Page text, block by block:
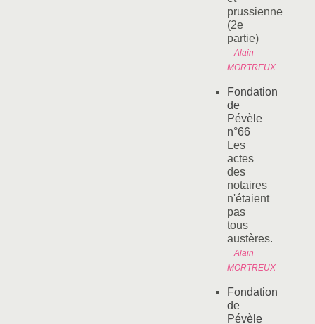
prussienne
(2e
partie)
Alain
MORTREUX
Fondation
de
Pévèle
n°66
Les
actes
des
notaires
n'étaient
pas
tous
austères.
Alain
MORTREUX
Fondation
de
Pévèle